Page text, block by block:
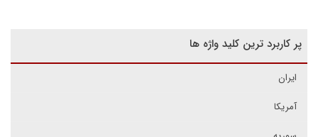
پر کاربرد ترین کلید واژه ها
ایران
آمریکا